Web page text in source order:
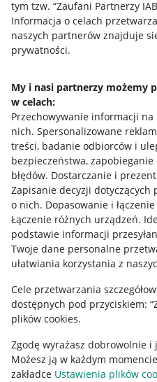
tym tzw. “Zaufani Partnerzy
Informacja o celach
naszych partnerów znajduje
prywatności.
My i nasi partnerzy możemy
w celach:
Przechowywanie informacji
nich. Spersonalizowane
treści, badanie odbiorców i
bezpieczeństwa,
błędów. Dostarczanie i
Zapisanie decyzji
o nich. Dopasowanie i
Łączenie różnych urządzeń.
podstawie informacji
Twoje dane personalne
ułatwiania korzystania z
Cele przetwarzania
dostępnych pod przyciskiem:
plików cookies.
Zgodę wyrażasz dobrowolnie i
Możesz ją w każdym
zakładce Ustawienia plików
Przydatne informacje
Jak to działa
Allegro Gadane dla
Allegro Gadane dla
Mapa miejscowości
Informacje prawne
Regulamin
Polityka plików "cookies"
Ustawienia plików "cookies"
Udostępnianie lokalizacji
Informacje dla Aktu o
Pobierz aplikację